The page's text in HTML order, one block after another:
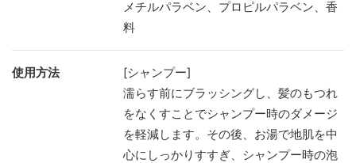
メチルパラベン、プロピルパラベン、香
料
使用方法
[シャンプー]
濡らす前にブラッシングし、髪のもつれ
をなくすことでシャンプー時のダメージ
を軽減します。その後、お湯で地肌を中
心にしっかりすすぎ、シャンプー時の泡